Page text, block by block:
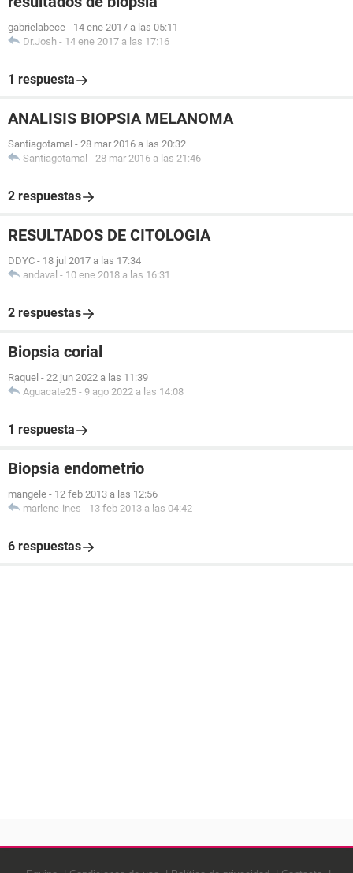
gabrielabece - 14 ene 2017 a las 05:11
Dr.Josh - 14 ene 2017 a las 17:16
1 respuesta
ANALISIS BIOPSIA MELANOMA
Santiagotamal - 28 mar 2016 a las 20:32
Santiagotamal - 28 mar 2016 a las 21:46
2 respuestas
RESULTADOS DE CITOLOGIA
DDYC - 18 jul 2017 a las 17:34
andaval - 10 ene 2018 a las 16:31
2 respuestas
Biopsia corial
Raquel - 22 jun 2022 a las 11:39
Aguacate25 - 9 ago 2022 a las 14:08
1 respuesta
Biopsia endometrio
mangele - 12 feb 2013 a las 12:56
marlene-ines - 13 feb 2013 a las 04:42
6 respuestas